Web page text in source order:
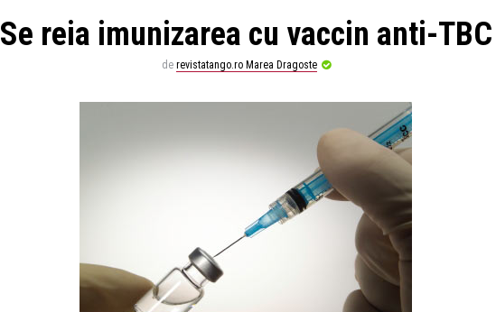
Se reia imunizarea cu vaccin anti-TBC
de revistatango.ro Marea Dragoste